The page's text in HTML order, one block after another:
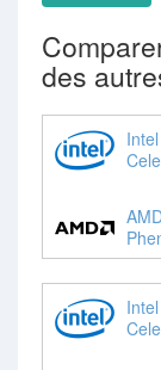
des
Intel
Intel